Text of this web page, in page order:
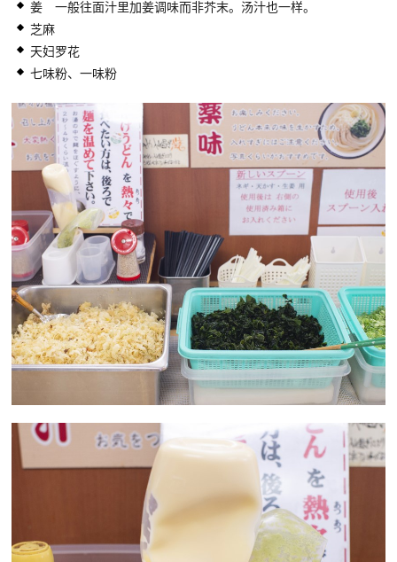
姜 一般往面汁里加姜调味而非芥末。汤汁也一样。
芝麻
天妇罗花
七味粉、一味粉